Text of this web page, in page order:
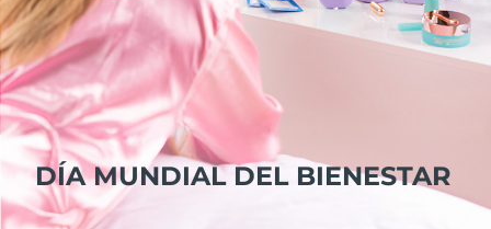
DÍA MUNDIAL DEL BIENESTAR
Mis pedidos
issa™ Teeth Whitening Set
Polski
Svenska
Русский
Türkçe
简体中文
País de envío
Estados Unidos